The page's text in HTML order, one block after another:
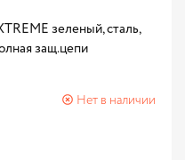
зеленый, сталь,
защ.цепи
Нет в наличии